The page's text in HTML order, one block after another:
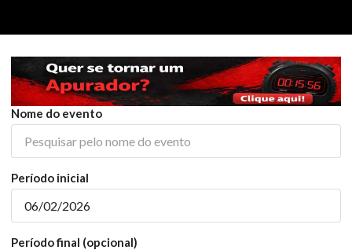
Nome do evento
Período inicial
Período final (opcional)